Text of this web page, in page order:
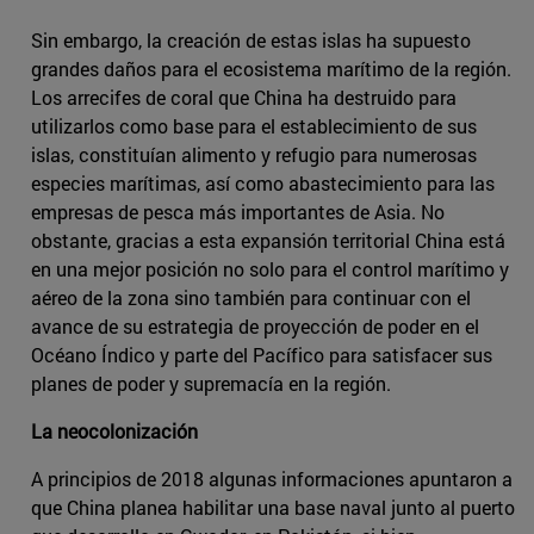
Sin embargo, la creación de estas islas ha supuesto
grandes daños para el ecosistema marítimo de la región.
Los arrecifes de coral que China ha destruido para
utilizarlos como base para el establecimiento de sus
islas, constituían alimento y refugio para numerosas
especies marítimas, así como abastecimiento para las
empresas de pesca más importantes de Asia. No
obstante, gracias a esta expansión territorial China está
en una mejor posición no solo para el control marítimo y
aéreo de la zona sino también para continuar con el
avance de su estrategia de proyección de poder en el
Océano Índico y parte del Pacífico para satisfacer sus
planes de poder y supremacía en la región.
La neocolonización
A principios de 2018 algunas informaciones apuntaron a
que China planea habilitar una base naval junto al puerto